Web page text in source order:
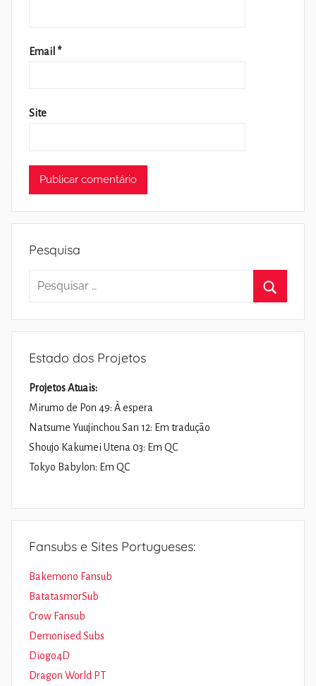
Email *
Site
Pesquisa
Pesquisar
Estado dos Projetos
Projetos Atuais:
Mirumo de Pon 49: À espera
Natsume Yuujinchou San 12: Em tradução
Shoujo Kakumei Utena 03: Em QC
Tokyo Babylon: Em QC
Fansubs e Sites Portugueses:
Bakemono Fansub
BatatasmorSub
Crow Fansub
Demonised Subs
Diogo4D
Dragon World PT